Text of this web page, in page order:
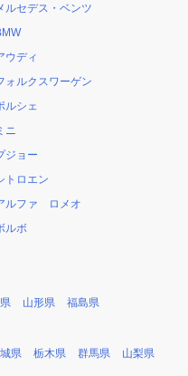
ルセデス・ベンツ
ウディ
ォルクスワーゲン
ルシェ
ニ
ジョー
トロエン
ルファ ロメオ
ルボ
山形県 福島県
県 栃木県 群馬県 山梨県